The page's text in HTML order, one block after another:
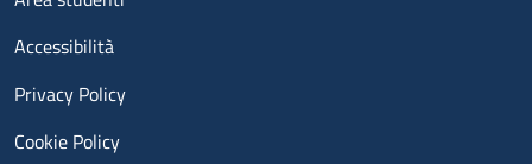
Accessibilità
Privacy Policy
Cookie Policy